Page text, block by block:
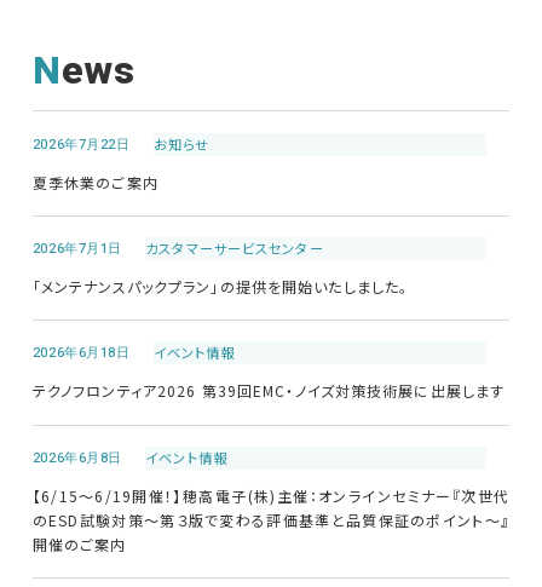
RF関連製品・試験システム
EMCソリューションセンター
修理・校正
お問い合わせ
サポートデスク
HOME
ニュース 会社概要
News
2026年7月22日 お知らせ
夏季休業のご案内
2026年7月1日 カスタマーサービスセンター
「メンテナンスパックプラン」の提供を開始いたしました。
2026年6月18日 イベント情報
テクノフロンティア2026 第39回EMC・ノイズ対策技術展に出展します
2026年6月8日 イベント情報
【6/15～6/19開催！】穂高電子(株)主催：オンラインセミナー『次世代
のESD試験対策～第３版で変わる評価基準と品質保証のポイント～』
開催のご案内